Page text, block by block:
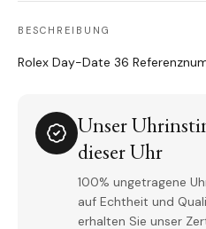
BESCHREIBUNG
Rolex Day-Date 36
Unser
dieser Uhr
100% ungetragene
auf Echtheit und
erhalten Sie unser